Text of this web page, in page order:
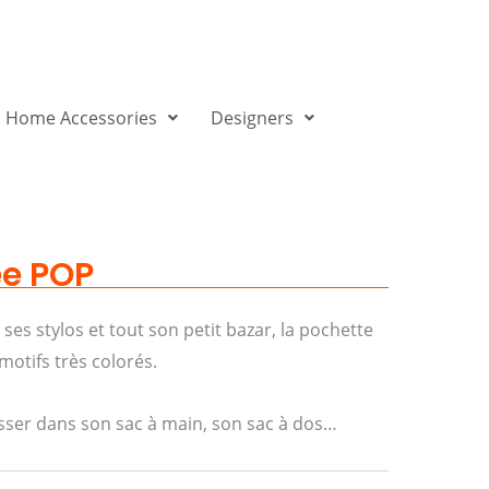
Home Accessories Designers
POP
stylos et tout son petit bazar, la pochette
très colorés.
dans son sac à main, son sac à dos…